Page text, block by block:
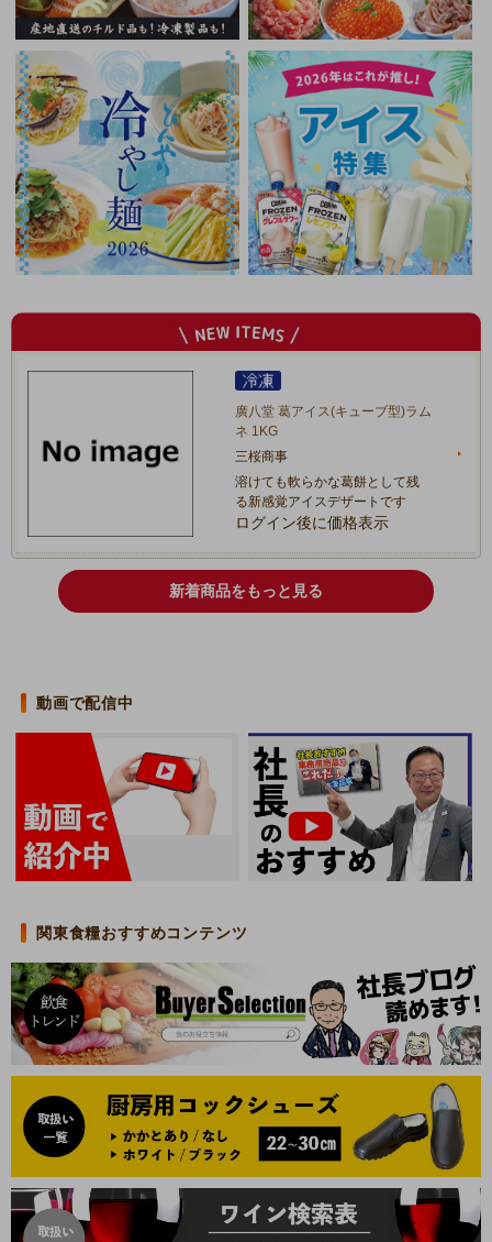
廣八堂 葛アイス(キューブ型)ラム
ネ 1KG
三桜商事
溶けても軟らかな葛餅として残
る新感覚アイスデザートです
ログイン後に価格表示
新着商品をもっと見る
動画で配信中
関東食糧おすすめコンテンツ